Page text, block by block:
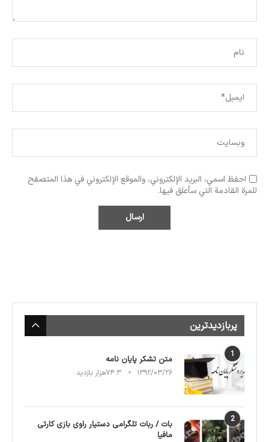
احفظ اسمي، البريد الإلكتروني، والموقع الإلكتروني في هذا المتصفح
للمرة القادمة التي سأعلق فيها.
پربازدیدترین
1 متن تشکر پایان نامه
۱۳۹۲/۰۳/۲۶ ۷۴.۳هزار بازدید
2
بات / ربات تلگرامی دستیار راوی بازی کارتی
مافیا